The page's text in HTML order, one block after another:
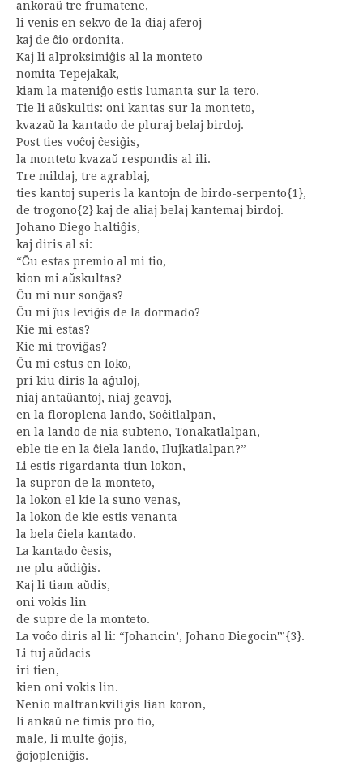
ankoraŭ tre frumatene,
li venis en sekvo de la diaj aferoj
kaj de ĉio ordonita.
Kaj li alproksimiĝis al la monteto
nomita Tepejakak,
kiam la mateniĝo estis lumanta sur la tero.
Tie li aŭskultis: oni kantas sur la monteto,
kvazaŭ la kantado de pluraj belaj birdoj.
Post ties voĉoj ĉesiĝis,
la monteto kvazaŭ respondis al ili.
Tre mildaj, tre agrablaj,
ties kantoj superis la kantojn de birdo-serpento{1},
de trogono{2} kaj de aliaj belaj kantemaj birdoj.
Johano Diego haltiĝis,
kaj diris al si:
“Ĉu estas premio al mi tio,
kion mi aŭskultas?
Ĉu mi nur sonĝas?
Ĉu mi ĵus leviĝis de la dormado?
Kie mi estas?
Kie mi troviĝas?
Ĉu mi estus en loko,
pri kiu diris la aĝuloj,
niaj antaŭantoj, niaj geavoj,
en la floroplena lando, Soĉitlalpan,
en la lando de nia subteno, Tonakatlalpan,
eble tie en la ĉiela lando, Ilujkatlalpan?”
Li estis rigardanta tiun lokon,
la supron de la monteto,
la lokon el kie la suno venas,
la lokon de kie estis venanta
la bela ĉiela kantado.
La kantado ĉesis,
ne plu aŭdiĝis.
Kaj li tiam aŭdis,
oni vokis lin
de supre de la monteto.
La voĉo diris al li: “Johancin’, Johano Diegocin'”{3}.
Li tuj aŭdacis
iri tien,
kien oni vokis lin.
Nenio maltrankviligis lian koron,
li ankaŭ ne timis pro tio,
male, li multe ĝojis,
ĝojopleniĝis.